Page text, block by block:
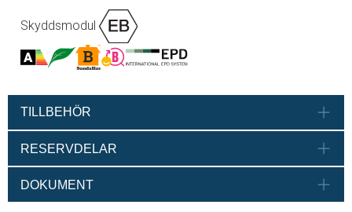
Skyddsmodul
TILLBEHÖR
RESERVDELAR
DOKUMENT